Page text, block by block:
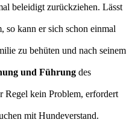
beleidigt zurückziehen. Lässt
so kann er sich schon einmal
zu behüten und nach seinem
und Führung des
Regel kein Problem, erfordert
mit Hundeverstand.